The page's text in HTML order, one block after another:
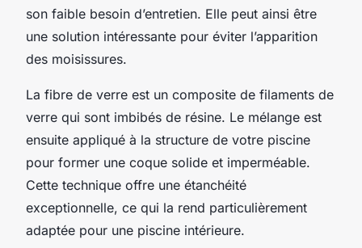
son faible besoin d’entretien. Elle peut ainsi être
une solution intéressante pour éviter l’apparition
des moisissures.
La fibre de verre est un composite de filaments de
verre qui sont imbibés de résine. Le mélange est
ensuite appliqué à la structure de votre piscine
pour former une coque solide et imperméable.
Cette technique offre une étanchéité
exceptionnelle, ce qui la rend particulièrement
adaptée pour une piscine intérieure.